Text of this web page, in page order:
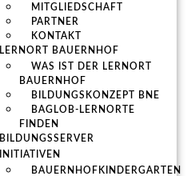
MITGLIEDSCHAFT
PARTNER
KONTAKT
LERNORT BAUERNHOF
WAS IST DER LERNORT
BAUERNHOF
BILDUNGSKONZEPT BNE
BAGLOB-LERNORTE
FINDEN
BILDUNGSSERVER
INITIATIVEN
BAUERNHOFKINDERGARTEN